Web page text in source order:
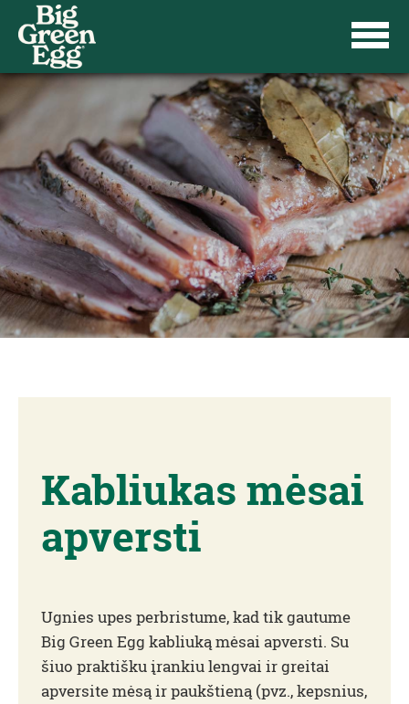
Kabliukas mėsai
apversti
Ugnies upes perbristume, kad tik gautume
Big Green Egg kabliuką mėsai apversti. Su
šiuo praktišku įrankiu lengvai ir greitai
apversite mėsą ir paukštieną (pvz., kepsnius,